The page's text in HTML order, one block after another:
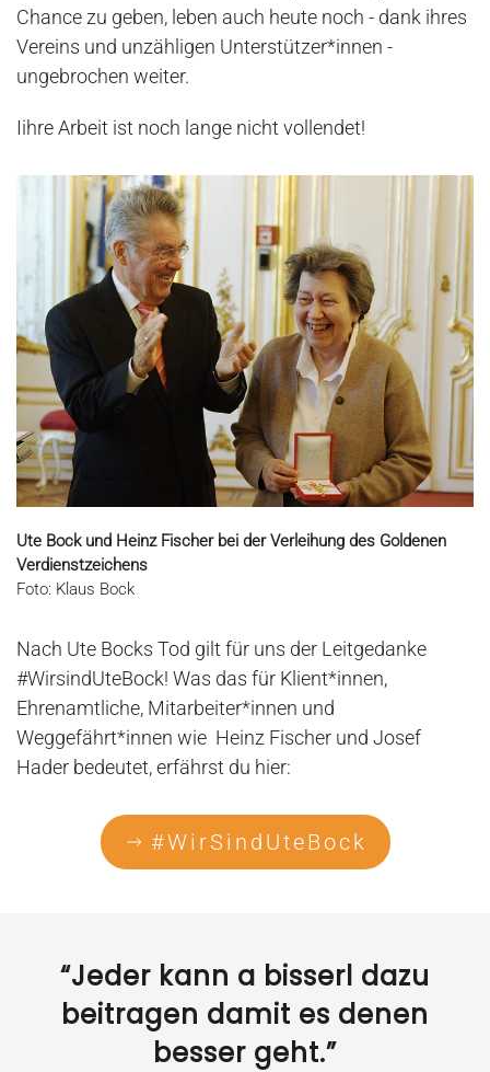
Chance zu geben, leben auch heute noch - dank ihres
Vereins und unzähligen Unterstützer*innen -
ungebrochen weiter.
Iihre Arbeit ist noch lange nicht vollendet!
Ute Bock und Heinz Fischer bei der Verleihung des Goldenen
Verdienstzeichens
Foto: Klaus Bock
Nach Ute Bocks Tod gilt für uns der Leitgedanke
#WirsindUteBock! Was das für Klient*innen,
Ehrenamtliche, Mitarbeiter*innen und
Weggefährt*innen wie Heinz Fischer und Josef
Hader bedeutet, erfährst du hier:
#WirSindUteBock
“Jeder kann a bisserl dazu
beitragen damit es denen
besser geht.”